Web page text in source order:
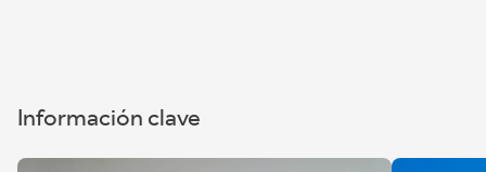
Información clave